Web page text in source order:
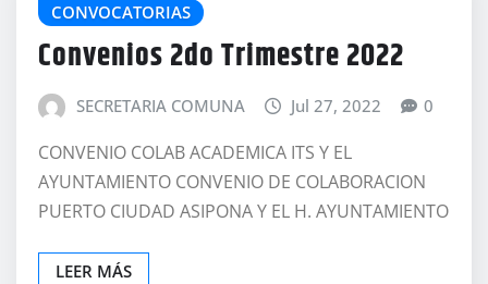
CONVOCATORIAS
Convenios 2do Trimestre 2022
SECRETARIA COMUNA Jul 27, 2022 0
CONVENIO COLAB ACADEMICA ITS Y EL
AYUNTAMIENTO CONVENIO DE COLABORACION
PUERTO CIUDAD ASIPONA Y EL H. AYUNTAMIENTO
LEER MÁS